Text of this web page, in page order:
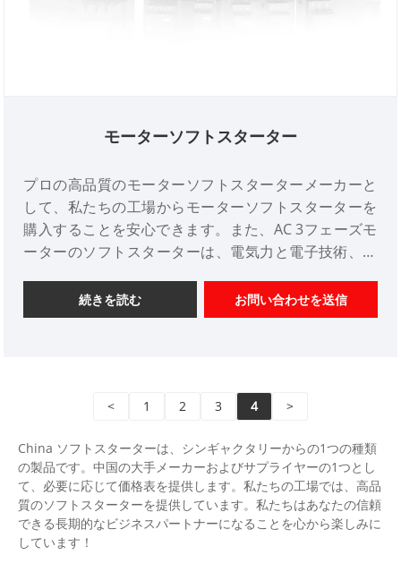
モーターソフトスターター
プロの高品質のモーターソフトスターターメーカーと
して、私たちの工場からモーターソフトスターターを
購入することを安心できます。また、AC 3フェーズモ
ーターのソフトスターターは、電気力と電子技術、コ
スタートアップ機器です。従来のスターデルタスター
ター、セルフカップリング電圧ドロップスターター、
ーターソフトスターター製品のほとんどと比類のない
続きを読む お問い合わせを送信
< 1 2 3 4 >
China ソフトスターターは、シンギャクタリーからの1つの種類
の製品です。中国の大手メーカーおよびサプライヤーの1つとし
て、必要に応じて価格表を提供します。私たちの工場では、高品
質のソフトスターターを提供しています。私たちはあなたの信頼
できる長期的なビジネスパートナーになることを心から楽しみに
しています！